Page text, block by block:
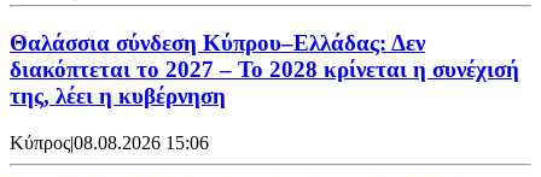
Θαλάσσια σύνδεση Κύπρου–Ελλάδας: Δεν
διακόπτεται το 2027 – Το 2028 κρίνεται η συνέχισή
της, λέει η κυβέρνηση
Κύπρος|08.08.2026 15:06